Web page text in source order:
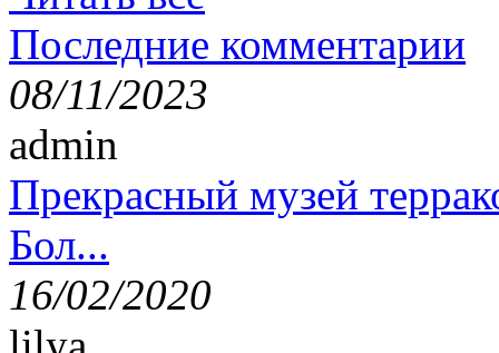
Последние комментарии
08/11/2023
admin
Прекрасный музей
Бол...
16/02/2020